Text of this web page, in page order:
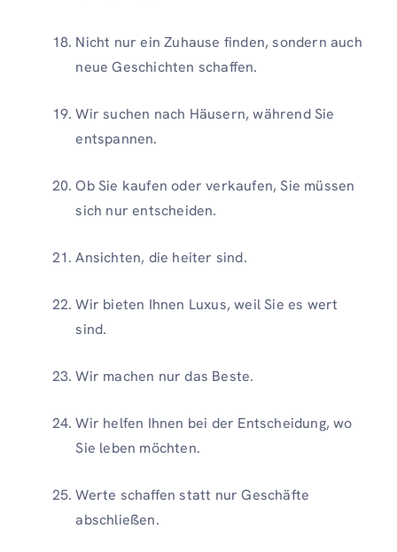
Nicht nur ein Zuhause finden, sondern auch
neue Geschichten schaffen.
Wir suchen nach Häusern, während Sie
entspannen.
Ob Sie kaufen oder verkaufen, Sie müssen
sich nur entscheiden.
Ansichten, die heiter sind.
Wir bieten Ihnen Luxus, weil Sie es wert
sind.
Wir machen nur das Beste.
Wir helfen Ihnen bei der Entscheidung, wo
Sie leben möchten.
Werte schaffen statt nur Geschäfte
abschließen.